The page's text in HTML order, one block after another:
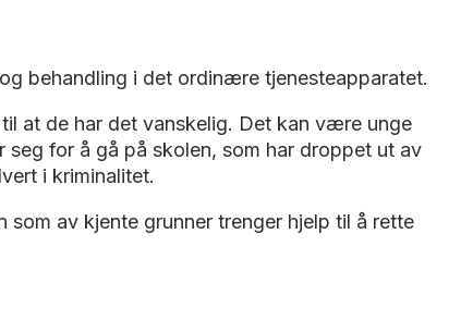
behandling i det ordinære tjenesteapparatet.
at de har det vanskelig. Det kan være unge
seg for å gå på skolen, som har droppet ut av
i kriminalitet.
av kjente grunner trenger hjelp til å rette